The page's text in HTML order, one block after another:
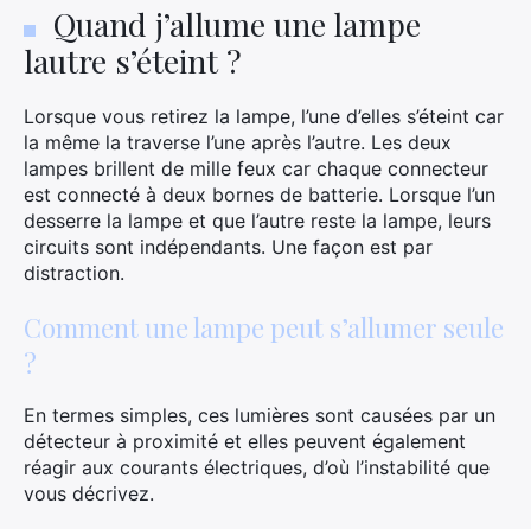
Quand j’allume une lampe
lautre s’éteint ?
Lorsque vous retirez la lampe, l’une d’elles s’éteint car
la même la traverse l’une après l’autre. Les deux
lampes brillent de mille feux car chaque connecteur
est connecté à deux bornes de batterie. Lorsque l’un
desserre la lampe et que l’autre reste la lampe, leurs
circuits sont indépendants. Une façon est par
distraction.
Comment une lampe peut s’allumer seule
?
En termes simples, ces lumières sont causées par un
détecteur à proximité et elles peuvent également
réagir aux courants électriques, d’où l’instabilité que
vous décrivez.
×
Rechercher